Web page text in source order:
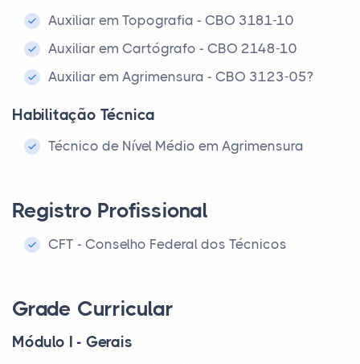
Auxiliar em Topografia - CBO 3181-10
Auxiliar em Cartógrafo - CBO 2148-10
Auxiliar em Agrimensura - CBO 3123-05?
Habilitação Técnica
Técnico de Nível Médio em Agrimensura
Registro Profissional
CFT - Conselho Federal dos Técnicos
Grade Curricular
Módulo I - Gerais